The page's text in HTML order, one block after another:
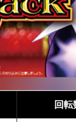
回転